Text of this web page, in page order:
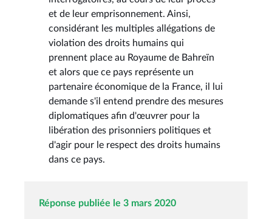
et de leur emprisonnement. Ainsi,
considérant les multiples allégations de
violation des droits humains qui
prennent place au Royaume de Bahreïn
et alors que ce pays représente un
partenaire économique de la France, il lui
demande s'il entend prendre des mesures
diplomatiques afin d'œuvrer pour la
libération des prisonniers politiques et
d'agir pour le respect des droits humains
dans ce pays.
Réponse publiée le 3 mars 2020